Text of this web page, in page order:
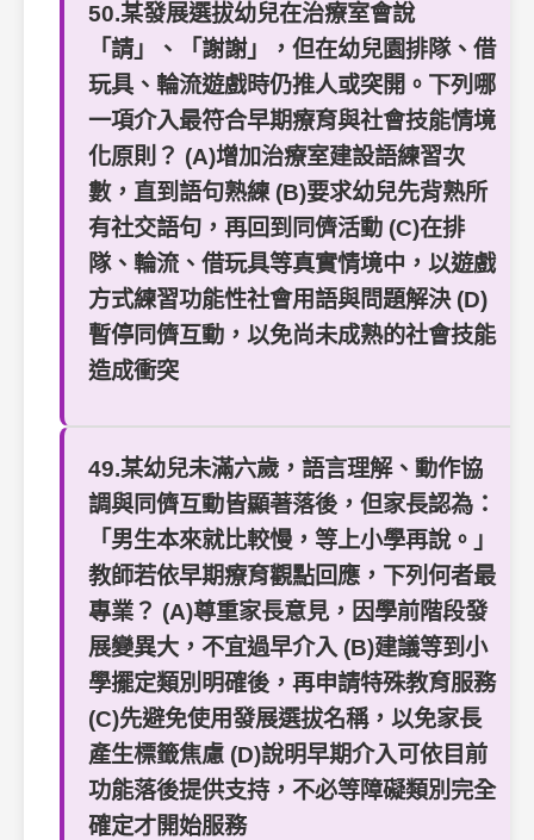
50.某發展選拔幼兒在治療室會說
「請」、「謝謝」，但在幼兒園排隊、借
玩具、輪流遊戲時仍推人或突開。下列哪
一項介入最符合早期療育與社會技能情境
化原則？ (A)增加治療室建設語練習次
數，直到語句熟練 (B)要求幼兒先背熟所
有社交語句，再回到同儕活動 (C)在排
隊、輪流、借玩具等真實情境中，以遊戲
方式練習功能性社會用語與問題解決 (D)
暫停同儕互動，以免尚未成熟的社會技能
造成衝突
49.某幼兒未滿六歲，語言理解、動作協
調與同儕互動皆顯著落後，但家長認為：
「男生本來就比較慢，等上小學再說。」
教師若依早期療育觀點回應，下列何者最
專業？ (A)尊重家長意見，因學前階段發
展變異大，不宜過早介入 (B)建議等到小
學擺定類別明確後，再申請特殊教育服務
(C)先避免使用發展選拔名稱，以免家長
產生標籤焦慮 (D)說明早期介入可依目前
功能落後提供支持，不必等障礙類別完全
確定才開始服務